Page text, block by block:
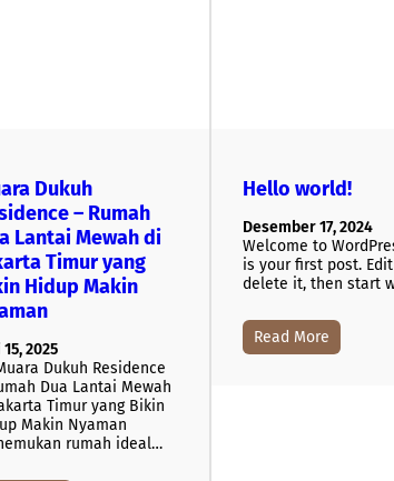
Dukuh
– Rumah
Lantai Mewah di
Timur yang
Hidup Makin
15, 2025
Dukuh Residence
Dua Lantai Mewah
Timur yang Bikin
Makin Nyaman
rumah ideal…
Hello world!
Desember 17, 2024
Welcome to
is your first post.
delete it, then start
Read More